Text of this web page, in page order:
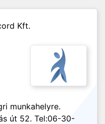
Kft.
munkahelyre.
út 52. Tel:06-30-